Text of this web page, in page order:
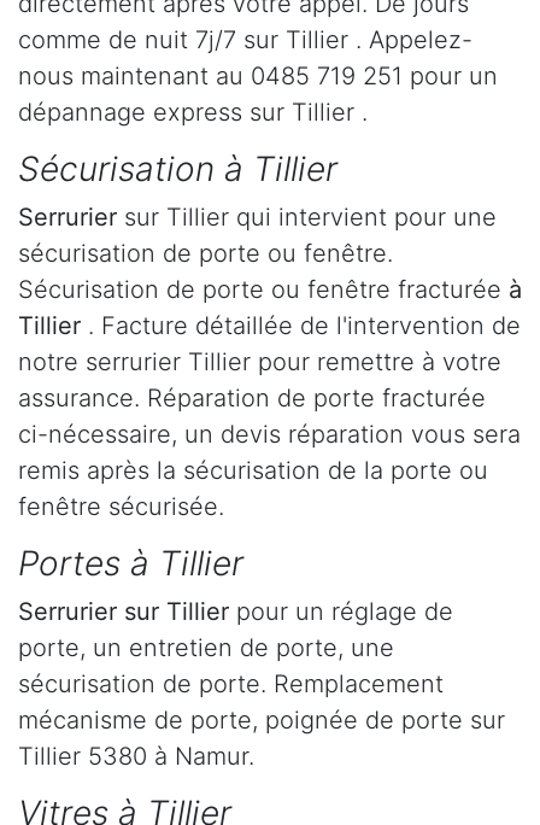
comme de nuit 7j/7 sur Tillier . Appelez-
nous maintenant au 0485 719 251 pour un
dépannage express sur Tillier .
Sécurisation à Tillier
Serrurier sur Tillier qui intervient pour une
sécurisation de porte ou fenêtre.
Sécurisation de porte ou fenêtre fracturée à
Tillier . Facture détaillée de l'intervention de
notre serrurier Tillier pour remettre à votre
assurance. Réparation de porte fracturée
ci-nécessaire, un devis réparation vous sera
remis après la sécurisation de la porte ou
fenêtre sécurisée.
Portes à Tillier
Serrurier sur Tillier pour un réglage de
porte, un entretien de porte, une
sécurisation de porte. Remplacement
mécanisme de porte, poignée de porte sur
Tillier 5380 à Namur.
Vitres à Tillier